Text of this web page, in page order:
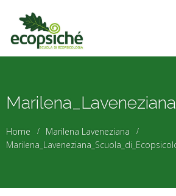
Home
Marilena Laveneziana